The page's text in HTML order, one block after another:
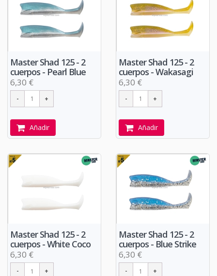
Master Shad 125 - 2
cuerpos - Pearl Blue
6,30 €
Añadir
Master Shad 125 - 2
cuerpos - Wakasagi
6,30 €
Añadir
Master Shad 125 - 2
cuerpos - White Coco
6,30 €
Master Shad 125 - 2
cuerpos - Blue Strike
6,30 €